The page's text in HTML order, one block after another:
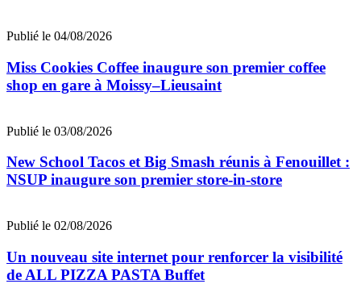
Publié le 04/08/2026
Miss Cookies Coffee inaugure son premier coffee
shop en gare à Moissy–Lieusaint
Publié le 03/08/2026
New School Tacos et Big Smash réunis à Fenouillet :
NSUP inaugure son premier store-in-store
Publié le 02/08/2026
Un nouveau site internet pour renforcer la visibilité
de ALL PIZZA PASTA Buffet